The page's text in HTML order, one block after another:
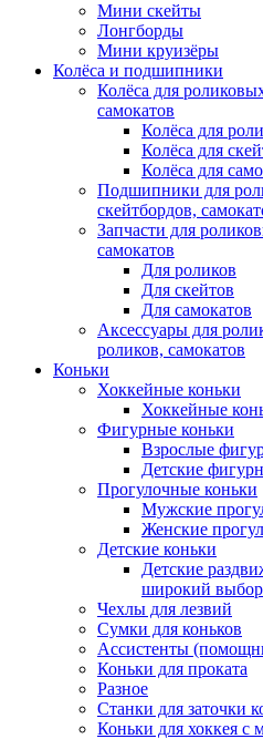
Мини скейты
Лонгборды
Мини круизёры
Колёса и подшипники
Колёса для
самокатов
Колёса для
Колёса для
Колёса для
Подшипники для
скейтбордов,
Запчасти для
самокатов
Для роликов
Для скейтов
Для самокатов
Аксессуары для
роликов, самокатов
Коньки
Хоккейные коньки
Хоккейные
Фигурные коньки
Взрослые
Детские
Прогулочные коньки
Мужские
Женские
Детские коньки
Детские
широкий
Чехлы для лезвий
Сумки для коньков
Ассистенты
Коньки для проката
Разное
Станки для заточки
Коньки для хоккея с